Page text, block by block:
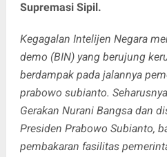
Supremasi Sipil.
Kegagalan Intelijen Negara
demo (BIN) yang berujung
berdampak pada jalannya
prabowo subianto.
Gerakan Nurani Bangsa dan
Presiden Prabowo Subianto,
pembakaran fasilitas